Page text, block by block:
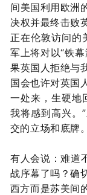
间美国利用欧洲
决权并最终击败
正在伦敦访问的
军上将对以“铁
果英国人拒绝与
国会也许对英国
一处来，生硬地
我将感到高兴。
交的立场和底牌。
有人会说：难道
战序幕了吗？确
西方而是苏美间